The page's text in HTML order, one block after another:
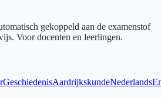
gekoppeld aan de examenstof
Voor docenten en leerlingen.
GeschiedenisAardrijkskundeNederlands